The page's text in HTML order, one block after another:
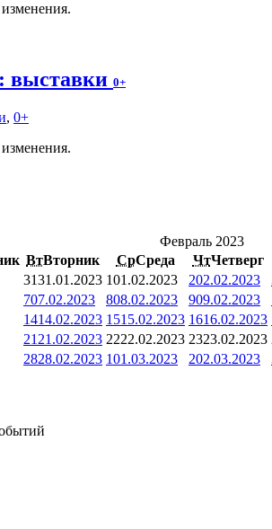
выставки 0+
, 0+
Февраль 2023
ВтВторник СрСреда ЧтЧетверг
3131.01.2023 101.02.2023 202.02.2023
707.02.2023 808.02.2023 909.02.2023
1414.02.2023 1515.02.2023 1616.02.2023
21 21.02.2023 2222.02.2023 2323.02.2023
2828.02.2023 101.03.2023 202.03.2023